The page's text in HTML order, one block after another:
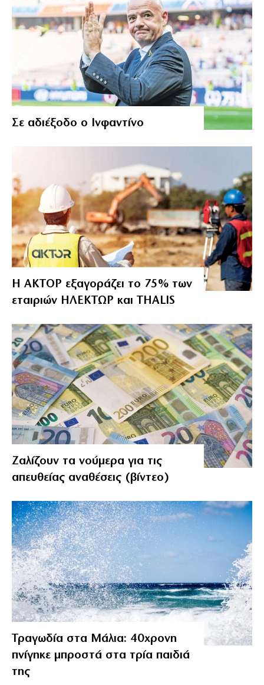
Σε αδιέξοδο ο Ινφαντίνο
Η ΑΚΤΟΡ εξαγοράζει το 75% των
εταιριών ΗΛΕΚΤΩΡ και THALIS
Ζαλίζουν τα νούμερα για τις
απευθείας αναθέσεις (βίντεο)
Τραγωδία στα Μάλια: 40χρονη
πνίγηκε μπροστά στα τρία παιδιά
της